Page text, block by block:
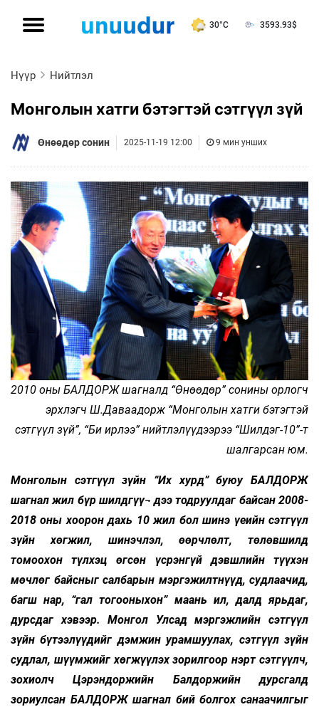
30°C 3593.93$
Нүүр Нийтлэл
Монголын хатги бэтэгтэй сэтгүүл зүй
Өнөөдөр сонин 2025-11-19 12:00 9 мин унших
2010 оны БАЛДОРЖ шагналд “Өнөөдөр” сонины орлогч
эрхлэгч Ш.Даваадорж “Монголын хатги бэтэгтэй
сэтгүүл зүй”, “Би ирлээ” нийтлэлүүдээрээ “Шилдэг-10”-т
шалгарсан юм.
Монголын сэтгүүл зүйн “Их хурд” буюу БАЛДОРЖ
шагнал жил бүр шилдгүү¬ дээ тодруулдаг байсан 2008-
2018 оны хоорон дахь 10 жил бол шинэ үеийн сэтгүүл
зүйн хөгжил, шинэчлэл, өөрчлөлт, төлөвшилд
томоохон түлхэц өгсөн үсрэнгүй дэвшлийн түүхэн
мөчлөг байсныг салбарын мэргэжилтнүүд, судлаачид,
багш нар, “гал тогооныхон” маань ил, далд ярьдаг,
дурсдаг хэвээр. Монгол Улсад мэргэжлийн сэтгүүл
зүйн бүтээлүүдийг дэмжин урамшуулах, сэтгүүл зүйн
судлал, шүүмжийг хөгжүүлэх зорилгоор нэрт сэтгүүлч,
зохиолч Цэрэндоржийн Балдоржийн дурсгалд
зориулсан БАЛДОРЖ шагнал бий болгох санаачилгыг